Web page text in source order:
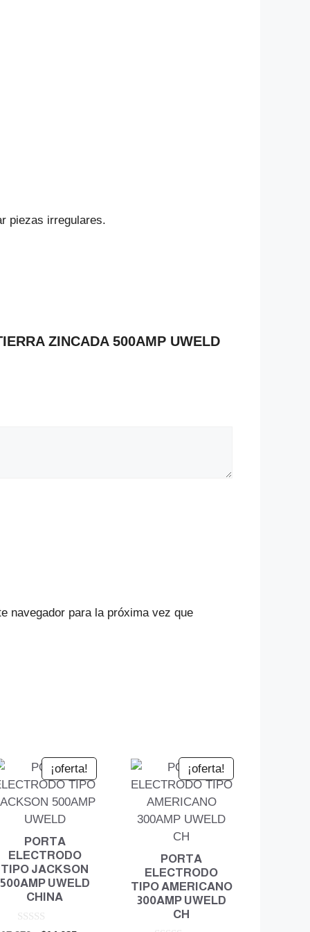
piezas irregulares.
ZINCADA 500AMP UWELD
navegador para la próxima vez que
¡oferta!
PORTA
ELECTRODO
TIPO JACKSON
500AMP UWELD
CHINA
¡oferta!
PORTA
ELECTRODO
TIPO AMERICANO
300AMP UWELD
CH